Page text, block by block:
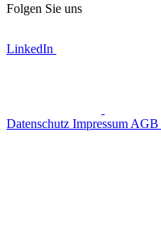
Folgen Sie uns
LinkedIn
Datenschutz Impressum AGB